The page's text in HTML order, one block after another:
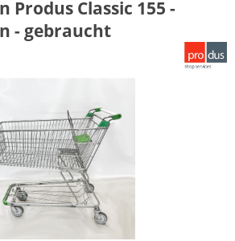
Produs Classic 155 -
- gebraucht